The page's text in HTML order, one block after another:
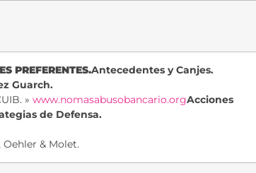
PREFERENTES.Antecedentes y Canjes.
Guarch.
» www.nomasabusobancario.orgAcciones
de Defensa.
Oehler & Molet.